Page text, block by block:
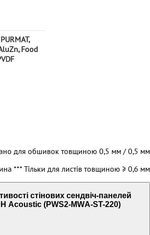
Food
для обшивок товщиною 0,5 мм / 0,5 мм
*** Тільки для листів товщиною ≥ 0,6 мм
стінових сендвіч-панелей
Acoustic (PWS2-MWА-ST-220)